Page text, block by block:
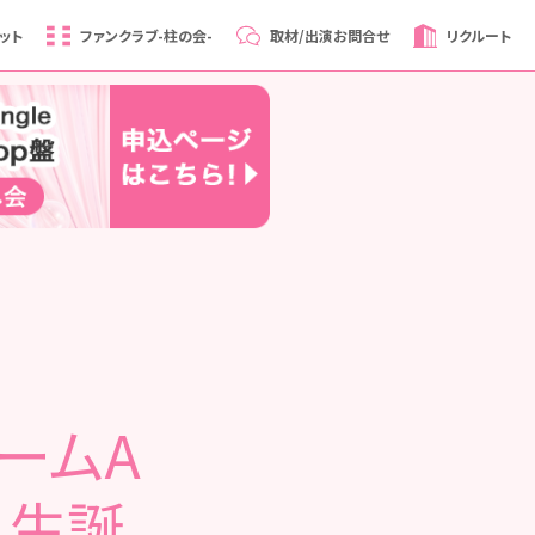
ト ファンクラブ-柱の会- 取材/出演お問合せ リクルート
ムA